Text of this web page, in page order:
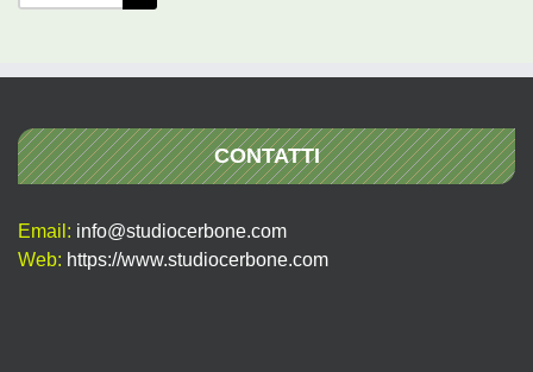
per:
CONTATTI
Email: info@studiocerbone.com
Web: https://www.studiocerbone.com